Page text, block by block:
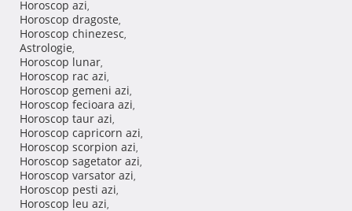
Horoscop azi,
Horoscop dragoste,
Horoscop chinezesc,
Astrologie,
Horoscop lunar,
Horoscop rac azi,
Horoscop gemeni azi,
Horoscop fecioara azi,
Horoscop taur azi,
Horoscop capricorn azi,
Horoscop scorpion azi,
Horoscop sagetator azi,
Horoscop varsator azi,
Horoscop pesti azi,
Horoscop leu azi,